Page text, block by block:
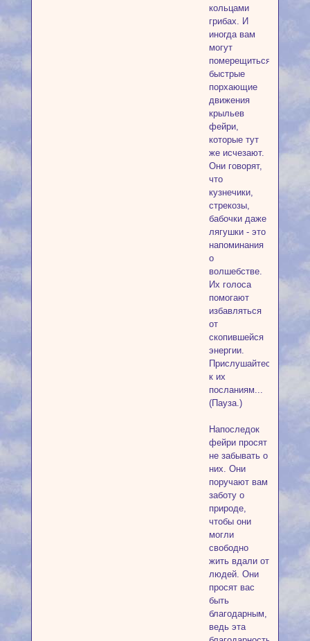
кольцами
грибах. И
иногда вам
могут
померещиться
быстрые
порхающие
движения
крыльев
фейри,
которые тут
же исчезают.
Они говорят,
что
кузнечики,
стрекозы,
бабочки даже
лягушки - это
напоминания
о
волшебстве.
Их голоса
помогают
избавляться
от
скопившейся
энергии.
Прислушайтесь
к их
посланиям...
(Пауза.)
Напоследок
фейри просят
не забывать о
них. Они
поручают вам
заботу о
природе,
чтобы они
могли
свободно
жить вдали от
людей. Они
просят вас
быть
благодарным,
ведь эта